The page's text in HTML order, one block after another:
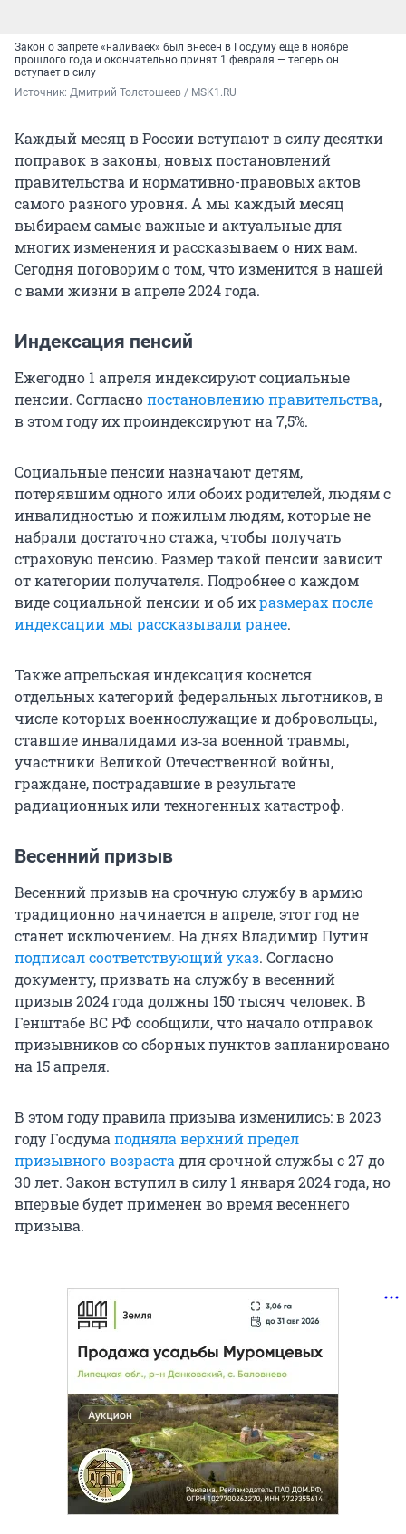
Закон о запрете «наливаек» был внесен в Госдуму еще в ноябре
прошлого года и окончательно принят 1 февраля — теперь он
вступает в силу
Источник: Дмитрий Толстошеев / MSK1.RU
Каждый месяц в России вступают в силу десятки
поправок в законы, новых постановлений
правительства и нормативно-правовых актов
самого разного уровня. А мы каждый месяц
выбираем самые важные и актуальные для
многих изменения и рассказываем о них вам.
Сегодня поговорим о том, что изменится в нашей
с вами жизни в апреле 2024 года.
Индексация пенсий
Ежегодно 1 апреля индексируют социальные
пенсии. Согласнопостановлению правительства,
в этом году их проиндексируют на 7,5%.
Социальные пенсии назначают детям,
потерявшим одного или обоих родителей, людям с
инвалидностью и пожилым людям, которые не
набрали достаточно стажа, чтобы получать
страховую пенсию. Размер такой пенсии зависит
от категории получателя. Подробнее о каждом
виде социальной пенсии и об ихразмерах после
индексации мы рассказывали ранее.
Также апрельская индексация коснется
отдельных категорий федеральных льготников, в
числе которых военнослужащие и добровольцы,
ставшие инвалидами из‑за военной травмы,
участники Великой Отечественной войны,
граждане, пострадавшие в результате
радиационных или техногенных катастроф.
Весенний призыв
Весенний призыв на срочную службу в армию
традиционно начинается в апреле, этот год не
станет исключением. На днях Владимир Путин
подписал соответствующий указ. Согласно
документу, призвать на службу в весенний
призыв 2024 года должны 150 тысяч человек. В
Генштабе ВС РФ сообщили, что начало отправок
призывников со сборных пунктов запланировано
на 15 апреля.
В этом году правила призыва изменились: в 2023
году Госдума подняла верхний предел
призывного возраста для срочной службы с 27 до
30 лет. Закон вступил в силу 1 января 2024 года, но
впервые будет применен во время весеннего
призыва.